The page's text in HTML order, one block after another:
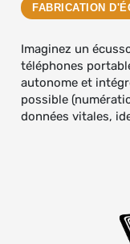
FABRICATION
Imaginez un
téléphones
autonome et
possible
données vitales,